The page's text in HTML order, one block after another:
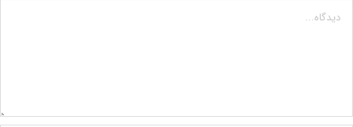
Comment